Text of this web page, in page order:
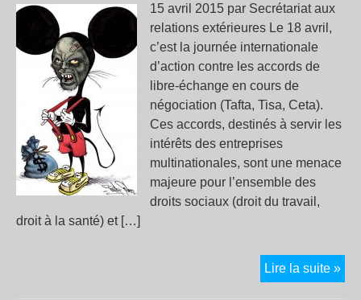
15 avril 2015 par Secrétariat aux
relations extérieures Le 18 avril,
c’est la journée internationale
d’action contre les accords de
libre-échange en cours de
négociation (Tafta, Tisa, Ceta).
Ces accords, destinés à servir les
intérêts des entreprises
multinationales, sont une menace
majeure pour l’ensemble des
droits sociaux (droit du travail,
droit à la santé) et […]
Lire la suite »